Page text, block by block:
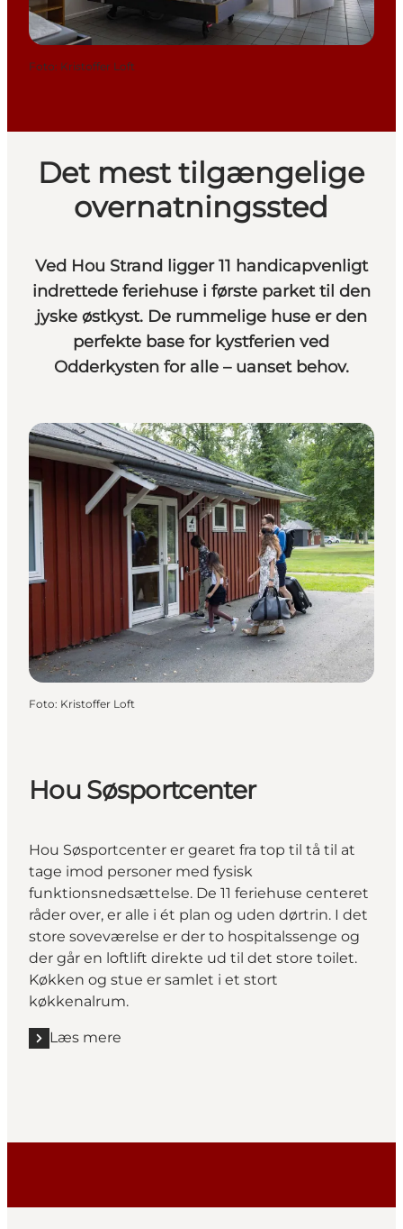
Foto: Kristoffer Loft
Det mest tilgængelige
overnatningssted
Ved Hou Strand ligger 11 handicapvenligt
indrettede feriehuse i første parket til den
jyske østkyst. De rummelige huse er den
perfekte base for kystferien ved
Odderkysten for alle – uanset behov.
Foto: Kristoffer Loft
Hou Søsportcenter
Hou Søsportcenter er gearet fra top til tå til at
tage imod personer med fysisk
funktionsnedsættelse. De 11 feriehuse centeret
råder over, er alle i ét plan og uden dørtrin. I det
store soveværelse er der to hospitalssenge og
der går en loftlift direkte ud til det store toilet.
Køkken og stue er samlet i et stort
køkkenalrum.
Læs mere
Læs mere "Hou Søsportcenter"